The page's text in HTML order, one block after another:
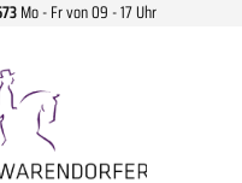
springen
Mo - Fr von 09 - 17 Uhr